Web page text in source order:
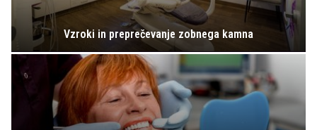
Vzroki in preprečevanje zobnega kamna